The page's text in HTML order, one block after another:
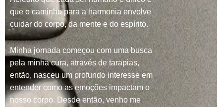
que o caminho para a harmonia envolve
cuidar do corpo, da mente e do espírito.
Minha jornada começou com uma busca
pela minha cura, através de tarapias,
então, nasceu um profundo interesse em
entender como as emoções impactam o
nosso corpo. Desde então, venho me